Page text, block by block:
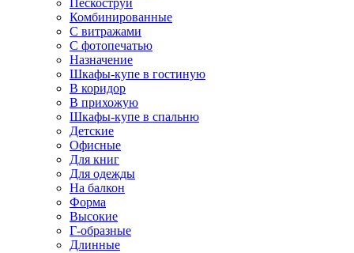
Пескоструй
Комбинированные
С витражами
С фотопечатью
Назначение
Шкафы-купе в гостиную
В коридор
В прихожую
Шкафы-купе в спальню
Детские
Офисные
Для книг
Для одежды
На балкон
Форма
Высокие
Г-образные
Длинные